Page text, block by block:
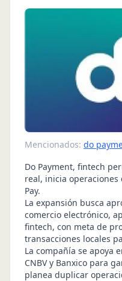
Mencionados: do
Do Payment, fintech
real, inicia operaciones
Pay.
La expansión busca
comercio electrónico,
fintech, con meta de
transacciones locales
La compañía se apoya
CNBV y Banxico para
planea duplicar